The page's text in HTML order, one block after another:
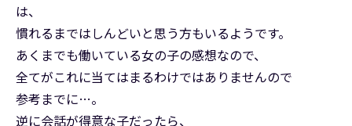
は、
慣れるまではしんどいと思う方もいるようです。
あくまでも働いている女の子の感想なので、
全てがこれに当てはまるわけではありませんので
参考までに…。
逆に会話が得意な子だったら、